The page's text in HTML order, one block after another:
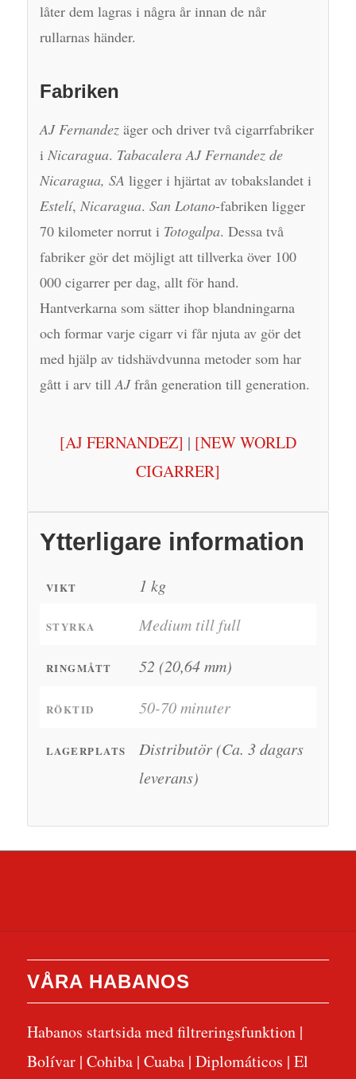
låter dem lagras i några år innan de når
rullarnas händer.
Fabriken
AJ Fernandezäger och driver två cigarrfabriker
i Nicaragua. Tabacalera AJ Fernandez de
Nicaragua, SA ligger i hjärtat av tobakslandet i
Estelí, Nicaragua. San Lotano-fabriken ligger
70 kilometer norrut i Totogalpa. Dessa två
fabriker gör det möjligt att tillverka över 100
000 cigarrer per dag, allt för hand.
Hantverkarna som sätter ihop blandningarna
och formar varje cigarr vi får njuta av gör det
med hjälp av tidshävdvunna metoder som har
gått i arv tillAJfrån generation till generation.
[AJ FERNANDEZ] | [NEW WORLD
CIGARRER]
Ytterligare information
VIKT 1 kg
STYRKA Medium till full
RINGMÅTT 52 (20,64 mm)
RÖKTID 50-70 minuter
LAGERPLATS
Distributör (Ca. 3 dagars
leverans)
VÅRA HABANOS
Habanos startsida med filtreringsfunktion|
Bolívar| Cohiba| Cuaba| Diplomáticos | El